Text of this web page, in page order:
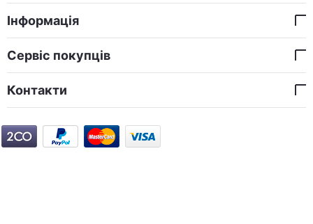
Інформація
Сервіс покупців
Контакти